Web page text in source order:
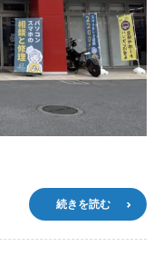
続きを読む